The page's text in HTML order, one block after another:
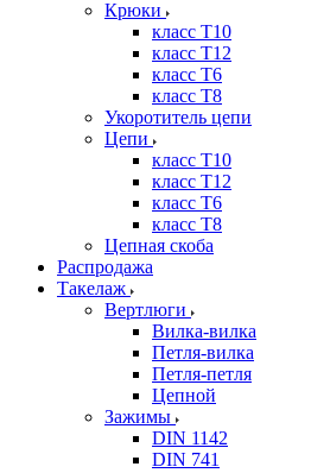
Крюки
класс Т10
класс Т12
класс Т6
класс Т8
Укоротитель цепи
Цепи
класс Т10
класс Т12
класс Т6
класс Т8
Цепная скоба
Распродажа
Такелаж
Вертлюги
Вилка-вилка
Петля-вилка
Петля-петля
Цепной
Зажимы
DIN 1142
DIN 741